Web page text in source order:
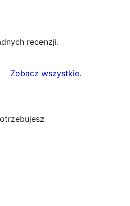
recenzji.
Zobacz wszystkierecenzje
.